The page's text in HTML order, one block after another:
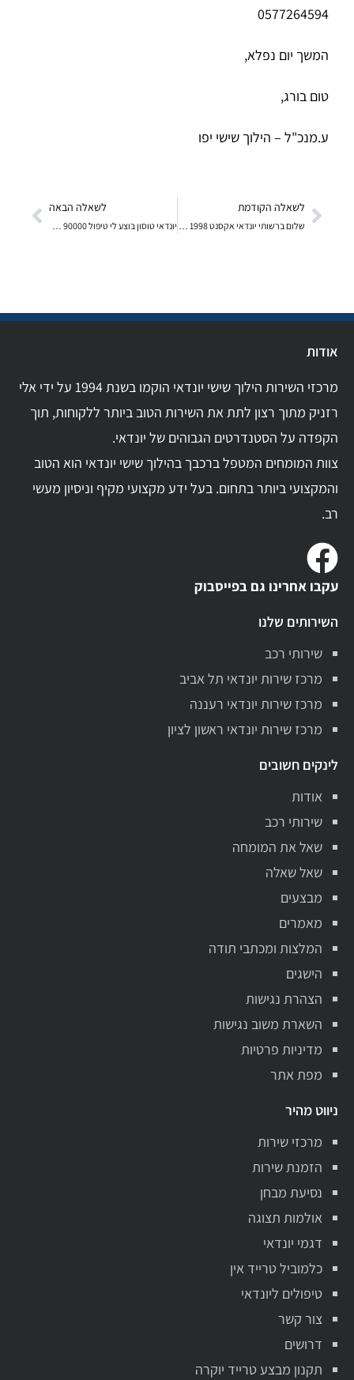
0577264594
המשך יום נפלא,
טום בורג,
ע.מנכ"ל – הילוך שישי יפו
לשאלה הקודמת לשאלה הבאה
אודות
מרכזי השירות הילוך שישי יונדאי הוקמו בשנת 1994 על ידי אלי
רזניק מתוך רצון לתת את השירות הטוב ביותר ללקוחות, תוך
הקפדה על הסטנדרטים הגבוהים של יונדאי.
צוות המומחים המטפל ברכבך בהילוך שישי יונדאי הוא הטוב
והמקצועי ביותר בתחום. בעל ידע מקצועי מקיף וניסיון מעשי
רב.
עקבו אחרינו גם בפייסבוק
השירותים שלנו
שירותי רכב
מרכז שירות יונדאי תל אביב
מרכז שירות יונדאי רעננה
מרכז שירות יונדאי ראשון לציון
לינקים חשובים
אודות
שירותי רכב
שאל את המומחה
שאל שאלה
מבצעים
מאמרים
המלצות ומכתבי תודה
הישגים
הצהרת נגישות
השארת משוב נגישות
מדיניות פרטיות
מפת אתר
ניווט מהיר
מרכזי שירות
הזמנת שירות
נסיעת מבחן
אולמות תצוגה
דגמי יונדאי
כלמוביל טרייד אין
טיפולים ליונדאי
צור קשר
דרושים
תקנון מבצע טרייד יוקרה